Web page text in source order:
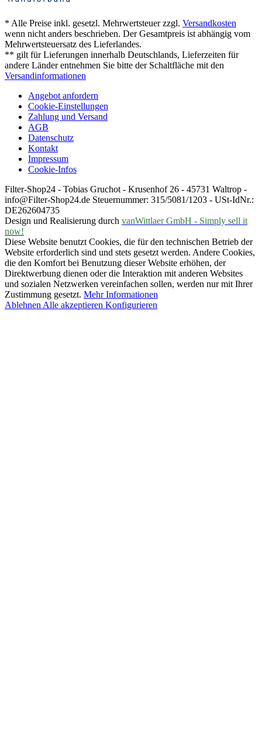
* Alle Preise inkl. gesetzl. Mehrwertsteuer zzgl. Versandkosten
wenn nicht anders beschrieben. Der Gesamtpreis ist abhängig vom
Mehrwertsteuersatz des Lieferlandes.
** gilt für Lieferungen innerhalb Deutschlands, Lieferzeiten für
andere Länder entnehmen Sie bitte der Schaltfläche mit den
Versandinformationen
Angebot anfordern
Cookie-Einstellungen
Zahlung und Versand
AGB
Datenschutz
Kontakt
Impressum
Cookie-Infos
Filter-Shop24 - Tobias Gruchot - Krusenhof 26 - 45731 Waltrop -
info@Filter-Shop24.de Steuernummer: 315/5081/1203 - USt-IdNr.:
DE262604735
Design und Realisierung durch vanWittlaer GmbH - Simply sell it
now!
Diese Website benutzt Cookies, die für den technischen Betrieb der
Website erforderlich sind und stets gesetzt werden. Andere Cookies,
die den Komfort bei Benutzung dieser Website erhöhen, der
Direktwerbung dienen oder die Interaktion mit anderen Websites
und sozialen Netzwerken vereinfachen sollen, werden nur mit Ihrer
Zustimmung gesetzt. Mehr Informationen
Ablehnen Alle akzeptieren Konfigurieren